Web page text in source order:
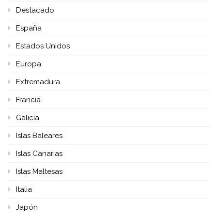
Destacado
España
Estados Unidos
Europa
Extremadura
Francia
Galicia
Islas Baleares
Islas Canarias
Islas Maltesas
Italia
Japón